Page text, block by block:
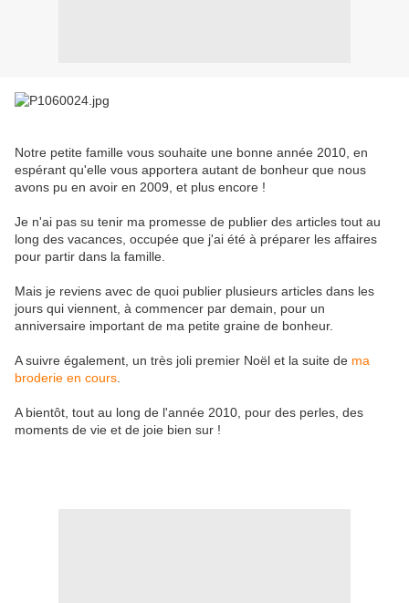
Notre petite famille vous souhaite une bonne année 2010, en
espérant qu'elle vous apportera autant de bonheur que nous
avons pu en avoir en 2009, et plus encore !
Je n'ai pas su tenir ma promesse de publier des articles tout au
long des vacances, occupée que j'ai été à préparer les affaires
pour partir dans la famille.
Mais je reviens avec de quoi publier plusieurs articles dans les
jours qui viennent, à commencer par demain, pour un
anniversaire important de ma petite graine de bonheur.
A suivre également, un très joli premier Noël et la suite de ma
broderie en cours
A bientôt, tout au long de l'année 2010, pour des perles, des
moments de vie et de joie bien sur !